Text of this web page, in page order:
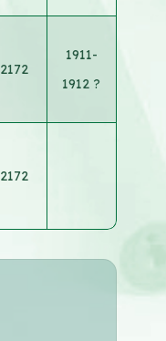
2172
1911-
1912 ?
2172